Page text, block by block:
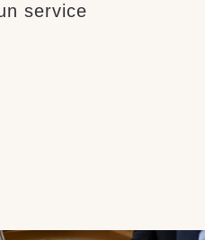
service